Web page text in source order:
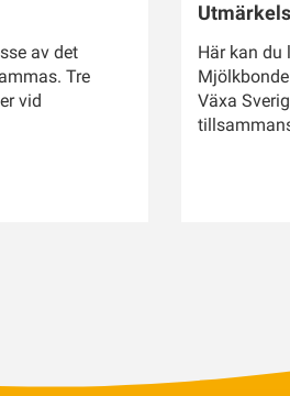
av det
Tre
vid
Här kan du
Växa